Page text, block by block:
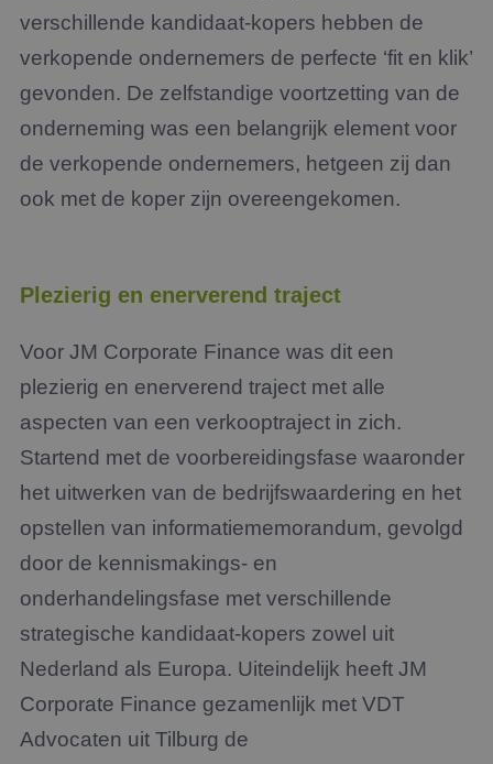
verschillende kandidaat-kopers hebben de
verkopende ondernemers de perfecte ‘fit en klik’
gevonden. De zelfstandige voortzetting van de
onderneming was een belangrijk element voor
de verkopende ondernemers, hetgeen zij dan
ook met de koper zijn overeengekomen.
Plezierig en enerverend traject
Voor JM Corporate Finance was dit een
plezierig en enerverend traject met alle
aspecten van een verkooptraject in zich.
Startend met de voorbereidingsfase waaronder
het uitwerken van de bedrijfswaardering en het
opstellen van informatiememorandum, gevolgd
door de kennismakings- en
onderhandelingsfase met verschillende
strategische kandidaat-kopers zowel uit
Nederland als Europa. Uiteindelijk heeft JM
Corporate Finance gezamenlijk met VDT
Advocaten uit Tilburg de